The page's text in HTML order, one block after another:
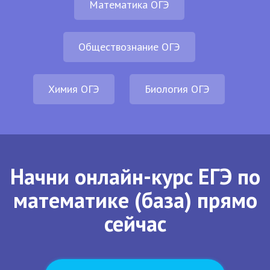
Математика ОГЭ
Обществознание ОГЭ
Химия ОГЭ Биология ОГЭ
Начни онлайн-курс ЕГЭ по
математике (база) прямо
сейчас